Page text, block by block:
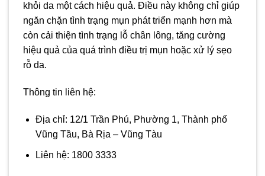
khỏi da một cách hiệu quả. Điều này không chỉ giúp
ngăn chặn tình trạng mụn phát triển mạnh hơn mà
còn cải thiện tình trạng lỗ chân lông, tăng cường
hiệu quả của quá trình điều trị mụn hoặc xử lý sẹo
rỗ da.
Thông tin liên hệ:
Địa chỉ: 12/1 Trần Phú, Phường 1, Thành phố
Vũng Tầu, Bà Rịa – Vũng Tàu
Liên hệ: 1800 3333